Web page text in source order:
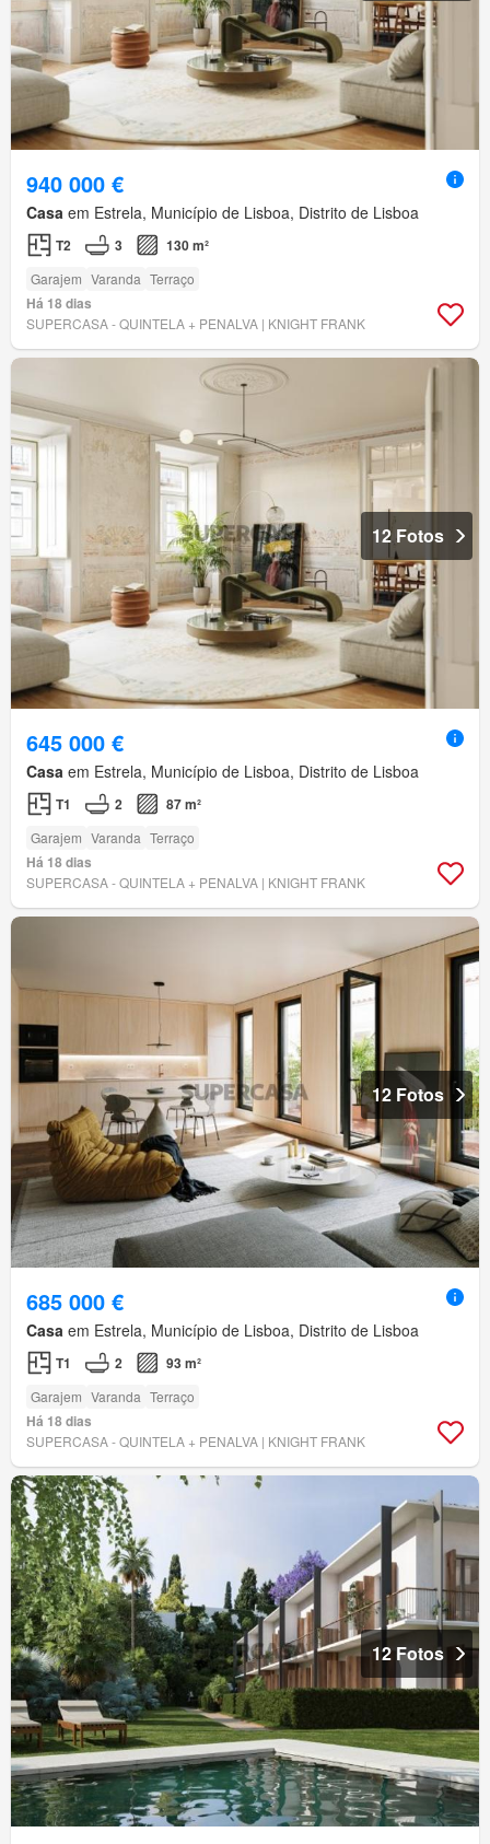
940 000 €
Casa em Estrela, Município de Lisboa, Distrito de Lisboa
T2 3 130 m²
Garajem Varanda Terraço
Há 18 dias
SUPERCASA - QUINTELA + PENALVA | KNIGHT FRANK
12 Fotos
645 000 €
Casa em Estrela, Município de Lisboa, Distrito de Lisboa
T1 2 87 m²
Garajem Varanda Terraço
Há 18 dias
SUPERCASA - QUINTELA + PENALVA | KNIGHT FRANK
12 Fotos
685 000 €
Casa em Estrela, Município de Lisboa, Distrito de Lisboa
T1 2 93 m²
Garajem Varanda Terraço
Há 18 dias
SUPERCASA - QUINTELA + PENALVA | KNIGHT FRANK
12 Fotos